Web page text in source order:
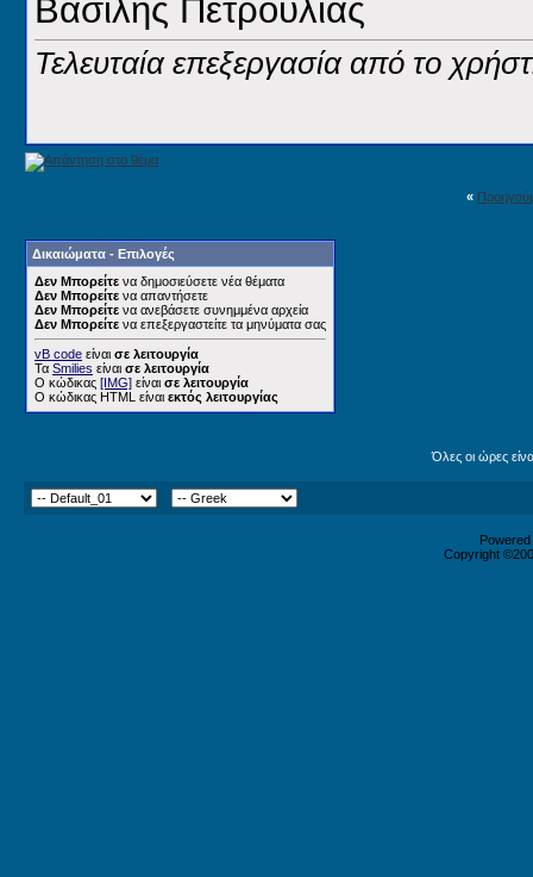
Βασίλης Πετρούλιας
Τελευταία επεξεργασία από το
«
Δικαιώματα - Επιλογές
Δεν Μπορείτε να δημοσιεύσετε νέα θέματα
Δεν Μπορείτε να απαντήσετε
Δεν Μπορείτε να ανεβάσετε συνημμένα αρχεία
Δεν Μπορείτε να επεξεργαστείτε τα μηνύματα σας
vB code είναι σε λειτουργία
Τα Smilies είναι σε λειτουργία
Ο κώδικας [IMG] είναι σε λειτουργία
Ο κώδικας HTML είναι εκτός λειτουργίας
Όλες οι ώρες
Copyright